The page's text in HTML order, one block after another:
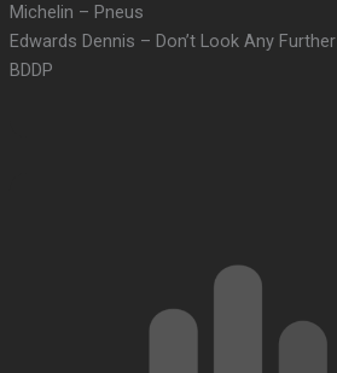
Michelin – Pneus
Edwards Dennis – Don’t Look Any Further
BDDP